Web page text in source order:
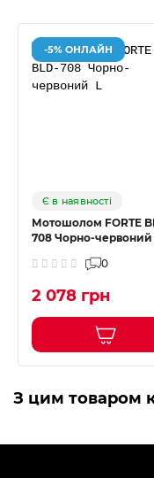
-5% ОНЛАЙН
Є в наявності
Мотошолом FORTE
708 Чорно-червоний
0
2 078 грн
З цим товаром